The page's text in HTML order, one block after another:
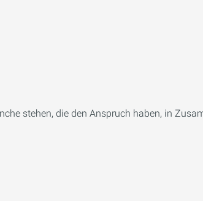
stehen, die den Anspruch haben, in